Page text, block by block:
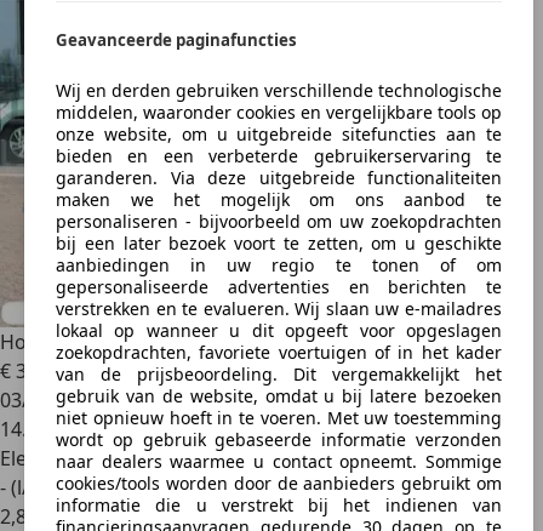
Geavanceerde paginafuncties
Wij en derden gebruiken verschillende technologische
middelen, waaronder cookies en vergelijkbare tools op
onze website, om u uitgebreide sitefuncties aan te
bieden en een verbeterde gebruikerservaring te
garanderen. Via deze uitgebreide functionaliteiten
maken we het mogelijk om ons aanbod te
personaliseren - bijvoorbeeld om uw zoekopdrachten
bij een later bezoek voort te zetten, om u geschikte
aanbiedingen in uw regio te tonen of om
gepersonaliseerde advertenties en berichten te
verstrekken en te evalueren. Wij slaan uw e-mailadres
lokaal op wanneer u dit opgeeft voor opgeslagen
zoekopdrachten, favoriete voertuigen of in het kader
van de prijsbeoordeling. Dit vergemakkelijkt het
gebruik van de website, omdat u bij latere bezoeken
niet opnieuw hoeft in te voeren. Met uw toestemming
wordt op gebruik gebaseerde informatie verzonden
naar dealers waarmee u contact opneemt. Sommige
cookies/tools worden door de aanbieders gebruikt om
informatie die u verstrekt bij het indienen van
financieringsaanvragen gedurende 30 dagen op te
Honda Civic 2.0 Full Hybrid 184PK Automaat
€ 32.950
03/2024
14.606 km
Elektro/Benzine
- (l/100 km)
2,8